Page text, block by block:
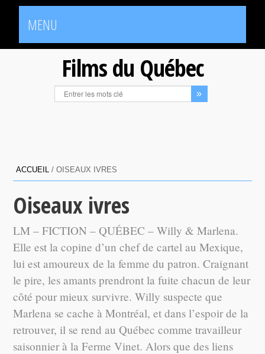
MENU
Films du Québec
ACCUEIL /OISEAUX IVRES
Oiseaux ivres
LM – FICTION – QUÉBEC – Willy & Marlena.
Elle est la copine d’un chef de cartel au Mexique,
lui est amoureux de la femme du patron. Craignant
le pire, les amants prendront la fuite chacun de leur
côté pour mieux survivre. Willy suspecte que
Marlena se cache à Montréal, et dans l’espoir de la
retrouver, il se rend au Québec comme travailleur
saisonnier à la Ferme Vinet. Alors que des liens